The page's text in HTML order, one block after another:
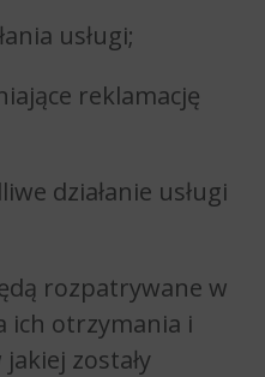
usługi;
reklamację
działanie usługi
rozpatrywane w
ich otrzymania i
zostały